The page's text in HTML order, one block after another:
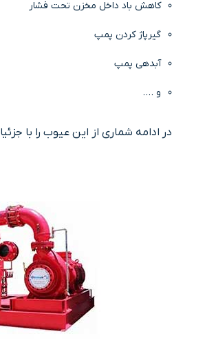
کاهش باد داخل مخزن تحت فشار
گیرپاژ کردن پمپ
آبدهی پمپ
و ….
در ادامه شماری از این عیوب را با